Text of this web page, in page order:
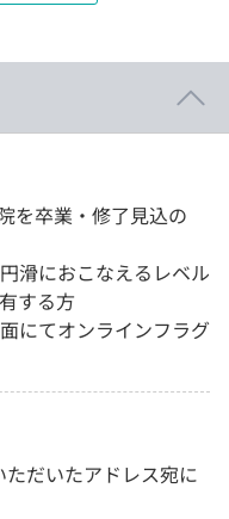
を卒業・修了見込の
滑におこなえるレベル
する方
にてオンラインフラグ
だいたアドレス宛に